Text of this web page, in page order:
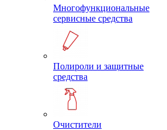
Многофункциональные
сервисные средства
Полироли и защитные
средства
Очистители